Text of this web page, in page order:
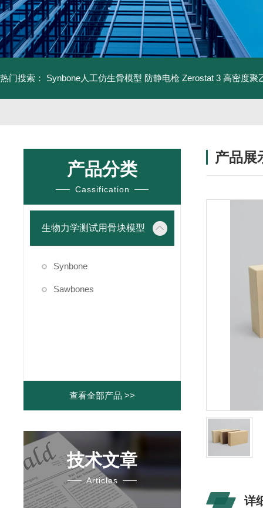
热门搜索： Synbone人工仿生骨模型 防静电枪 Zerostat 3 高密度聚
产品分类
Cassification
生物力学测试用骨块模型
Synbone
Sawbones
查看全部产品 >>
技术文章
Articles
产品展
详